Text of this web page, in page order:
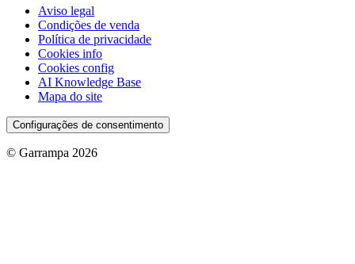
Aviso legal
Condições de venda
Política de privacidade
Cookies info
Cookies config
AI Knowledge Base
Mapa do site
Configurações de consentimento
© Garrampa 2026